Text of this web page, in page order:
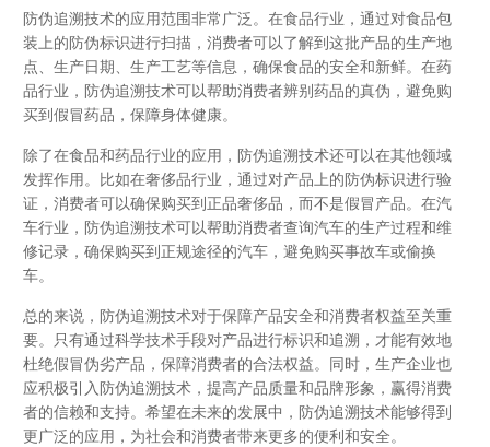
防伪追溯技术的应用范围非常广泛。在食品行业，通过对食品包
装上的防伪标识进行扫描，消费者可以了解到这批产品的生产地
点、生产日期、生产工艺等信息，确保食品的安全和新鲜。在药
品行业，防伪追溯技术可以帮助消费者辨别药品的真伪，避免购
买到假冒药品，保障身体健康。
除了在食品和药品行业的应用，防伪追溯技术还可以在其他领域
发挥作用。比如在奢侈品行业，通过对产品上的防伪标识进行验
证，消费者可以确保购买到正品奢侈品，而不是假冒产品。在汽
车行业，防伪追溯技术可以帮助消费者查询汽车的生产过程和维
修记录，确保购买到正规途径的汽车，避免购买事故车或偷换
车。
总的来说，防伪追溯技术对于保障产品安全和消费者权益至关重
要。只有通过科学技术手段对产品进行标识和追溯，才能有效地
杜绝假冒伪劣产品，保障消费者的合法权益。同时，生产企业也
应积极引入防伪追溯技术，提高产品质量和品牌形象，赢得消费
者的信赖和支持。希望在未来的发展中，防伪追溯技术能够得到
更广泛的应用，为社会和消费者带来更多的便利和安全。